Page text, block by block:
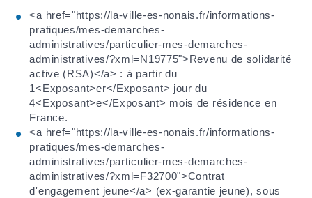
<a href="https://la-ville-es-nonais.fr/informations-
pratiques/mes-demarches-
administratives/particulier-mes-demarches-
administratives/?xml=N19775">Revenu de solidarité
active (RSA)</a> : à partir du
1<Exposant>er</Exposant> jour du
4<Exposant>e</Exposant> mois de résidence en
France.
<a href="https://la-ville-es-nonais.fr/informations-
pratiques/mes-demarches-
administratives/particulier-mes-demarches-
administratives/?xml=F32700">Contrat
d'engagement jeune</a> (ex-garantie jeune), sous